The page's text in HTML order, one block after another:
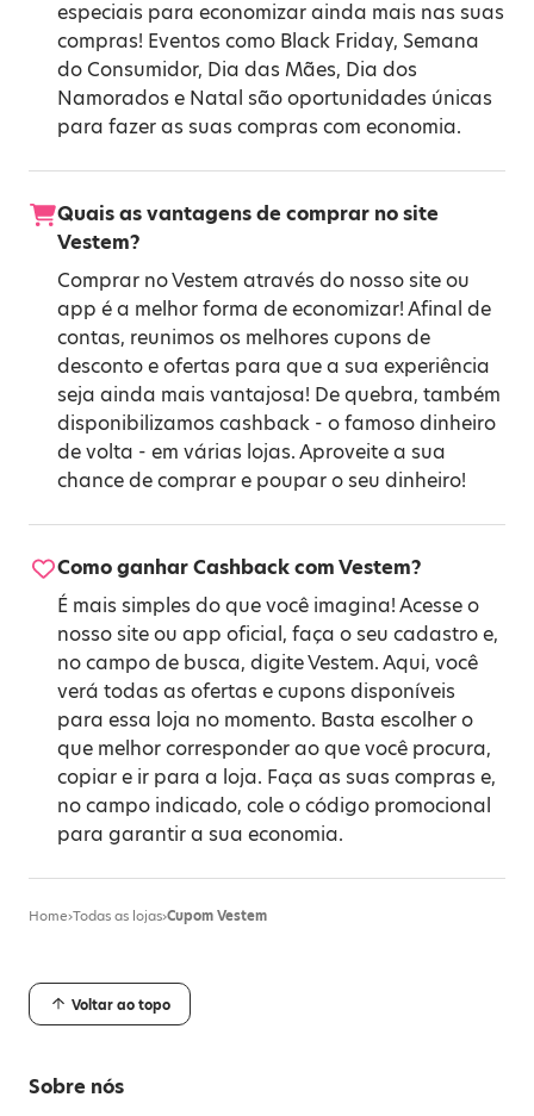
especiais para economizar ainda mais nas suas
compras! Eventos como Black Friday, Semana
do Consumidor, Dia das Mães, Dia dos
Namorados e Natal são oportunidades únicas
para fazer as suas compras com economia.
Quais as vantagens de comprar no site
Vestem?
Comprar no Vestem através do nosso site ou
app é a melhor forma de economizar! Afinal de
contas, reunimos os melhores cupons de
desconto e ofertas para que a sua experiência
seja ainda mais vantajosa! De quebra, também
disponibilizamos cashback - o famoso dinheiro
de volta - em várias lojas. Aproveite a sua
chance de comprar e poupar o seu dinheiro!
Como ganhar Cashback com Vestem?
É mais simples do que você imagina! Acesse o
nosso site ou app oficial, faça o seu cadastro e,
no campo de busca, digite Vestem. Aqui, você
verá todas as ofertas e cupons disponíveis
para essa loja no momento. Basta escolher o
que melhor corresponder ao que você procura,
copiar e ir para a loja. Faça as suas compras e,
no campo indicado, cole o código promocional
para garantir a sua economia.
Home›Todas as lojas›Cupom Vestem
Voltar ao topo
Sobre nós